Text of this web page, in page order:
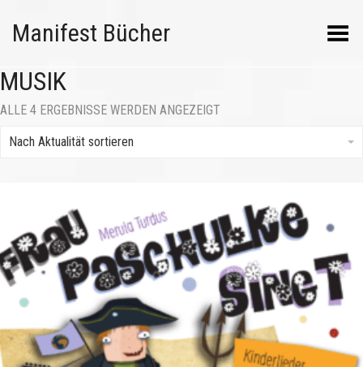
Manifest Bücher Menü umschalten
MUSIK
ALLE 4 ERGEBNISSE WERDEN ANGEZEIGT
Nach Aktualität sortieren